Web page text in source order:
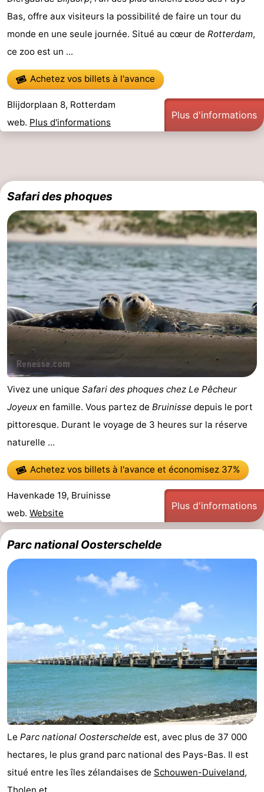
Hof
Haamstede
Last
Voir
faire
d'intérêt
-
Églises
-
Moulins
-
Points
de
vue
Attractions
-
Croisières
-
Terrains
de
jeux
-
Aires
de
jeux
intérieures
Bowling
-
Parcours
de
mini-
golf
Centres
de
bien-
être
Villages
&
villes
Nature
Visites
guidées
Sports
-
Piscines
-
du
vélo
Randonnée
-
Équitation
Terrains
de
golf
-
Surfen
-
Peche
Sportive
-
Equitation
Immersion
Observation
Bas, offre aux visiteurs la possibilité de faire un tour du
monde en une seule journée. Situé au cœur de Rotterdam,
ce zoo est un ...
Achetez vos billets à l'avance
Blijdorplaan 8, Rotterdam
web. Plus d'informations
Plus d'informations
Safari des phoques
Vivez une unique Safari des phoques chez Le Pêcheur
Joyeux en famille. Vous partez de Bruinisse depuis le port
pittoresque. Durant le voyage de 3 heures sur la réserve
naturelle ...
Achetez vos billets à l'avanceet économisez 37%
Havenkade 19, Bruinisse
web. Website
Plus d'informations
Parc national Oosterschelde
Le Parc national Oosterschelde est, avec plus de 37 000
hectares, le plus grand parc national des Pays-Bas. Il est
situé entre les îles zélandaises de Schouwen-Duiveland,